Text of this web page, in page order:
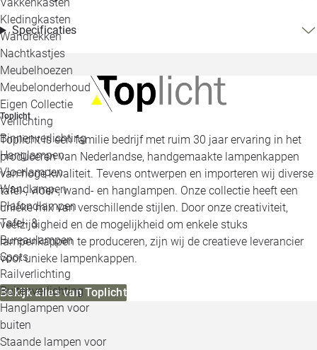
Kledingkasten
Wandrekken
Nachtkastjes
Meubelhoezen
Meubelonderhoud
Eigen Collectie
Verlichting
Binnenverlichting
Hanglampen
Vloerlampen
Wandlampen
Plafondlampen
Tafel- &
Bureaulampen
Spots
Railverlichting
Buitenverlichting
Hanglampen voor
buiten
Staande lampen voor
Specificaties
Toplicht
Toplicht is een familie bedrijf met ruim 30 jaar ervaring in het
produceren van Nederlandse, handgemaakte lampenkappen
van hoge kwaliteit. Tevens ontwerpen en importeren wij diverse
tafel-, vloer-, wand- en hanglampen. Onze collectie heeft een
unieke mix van verschillende stijlen. Door onze creativiteit,
veelzijdigheid en de mogelijkheid om enkele stuks
lampenkappen te produceren, zijn wij de creatieve leverancier
voor unieke lampenkappen.
Bekijk alles van Toplicht